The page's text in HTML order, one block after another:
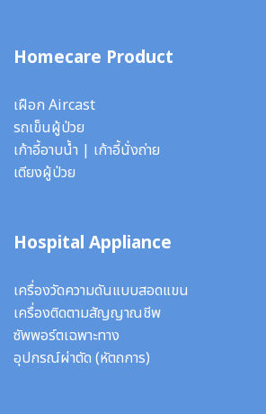
Homecare Product
เฝือก Aircast
รถเข็นผู้ป่วย
เก้าอี้อาบน้ำ | เก้าอี้นั่งถ่าย
เตียงผู้ป่วย
Hospital Appliance
เครื่องวัดความดันแบบสอดแขน
เครื่องติดตามสัญญาณชีพ
ซัพพอร์ตเฉพาะทาง
อุปกรณ์ผ่าตัด (หัตถการ)